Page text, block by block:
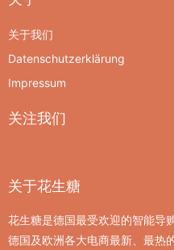
关于我们
Datenschutzerklärung
Impressum
关注我们
关于花生糖
花生糖是德国最受欢迎的智能导
德国及欧洲各大电商最新、最热